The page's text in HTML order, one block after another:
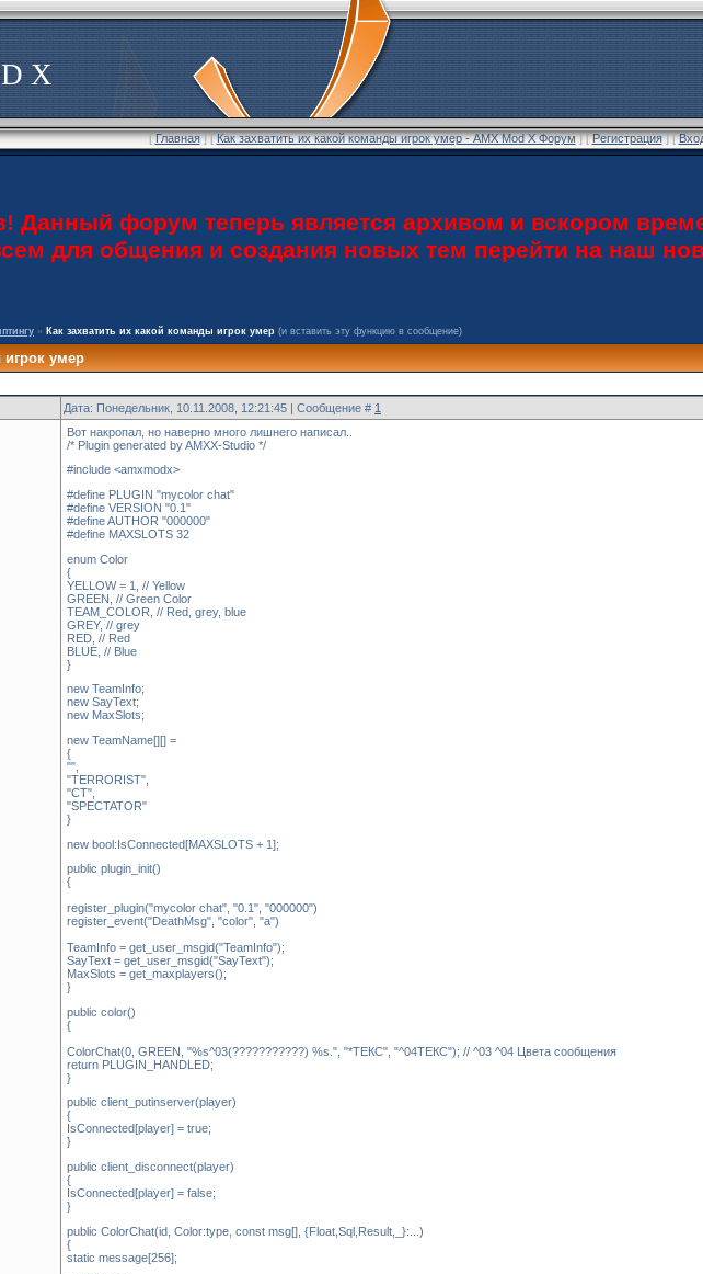
X
[Главная] [Как захватить их какой команды игрок умер - AMX Mod X Форум] [Регистрация] [
Данный форум теперь является архивом и вскором
для общения и создания новых тем перейти на наш
» Как захватить их какой команды игрок умер (и вставить эту функцию в сообщение)
игрок умер
Дата: Понедельник, 10.11.2008, 12:21:45 | Сообщение # 1
Вот накропал, но наверно много лишнего написал..
/* Plugin generated by AMXX-Studio */
#include <amxmodx>
#define PLUGIN "mycolor chat"
#define VERSION "0.1"
#define AUTHOR "000000"
#define MAXSLOTS 32
enum Color
{
YELLOW = 1, // Yellow
GREEN, // Green Color
TEAM_COLOR, // Red, grey, blue
GREY, // grey
RED, // Red
BLUE, // Blue
}
new TeamInfo;
new SayText;
new MaxSlots;
new TeamName[][] =
{
"",
"TERRORIST",
"CT",
"SPECTATOR"
}
new bool:IsConnected[MAXSLOTS + 1];
public plugin_init()
{
register_plugin("mycolor chat", "0.1", "000000")
register_event("DeathMsg", "color", "a")
TeamInfo = get_user_msgid("TeamInfo");
SayText = get_user_msgid("SayText");
MaxSlots = get_maxplayers();
}
public color()
{
ColorChat(0, GREEN, "%s^03(???????????) %s.", "*ТЕКС", "^04ТЕКС"); // ^03 ^04 Цвета сообщения
return PLUGIN_HANDLED;
}
public client_putinserver(player)
{
IsConnected[player] = true;
}
public client_disconnect(player)
{
IsConnected[player] = false;
}
public ColorChat(id, Color:type, const msg[], {Float,Sql,Result,_}:...)
{
static message[256];